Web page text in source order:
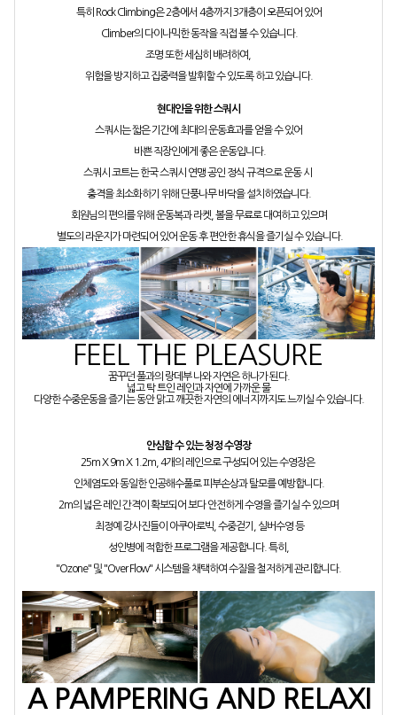
특히 Rock Climbing은 2층에서 4층까지 3개층이 오픈되어 있어
Climber의 다이나믹한 동작을 직접 볼 수 있습니다.
조명 또한 세심히 배려하여,
위험을 방지하고 집중력을 발휘할 수 있도록 하고 있습니다.
현대인을 위한 스쿼시
스쿼시는 짧은 기간에 최대의 운동효과를 얻을 수 있어
바쁜 직장인에게 좋은 운동입니다.
스쿼시 코트는 한국 스쿼시 연맹 공인 정식 규격으로 운동 시
충격을 최소화하기 위해 단풍나무 바닥을 설치하였습니다.
회원님의 편의를 위해 운동복과 라켓, 볼을 무료로 대여하고 있으며
별도의 라운지가 마련되어 있어 운동 후 편안한 휴식을 즐기실 수 있습니다.
FEEL THE PLEASURE
꿈꾸던 풀과의 랑데부 나와 자연은 하나가 된다.
넓고 탁 트인 레인과 자연에 가까운 물
다양한 수중운동을 즐기는 동안 맑고 깨끗한 자연의 에너지까지도 느끼실 수 있습니다.
안심할 수 있는 청정 수영장
25m X 9m X 1.2m, 4개의 레인으로 구성되어 있는 수영장은
인체염도와 동일한 인공해수풀로 피부손상과 탈모를 예방합니다.
2m의 넓은 레인 간격이 확보되어 보다 안전하게 수영을 즐기실 수 있으며
최정예 강사진들이 아쿠아로빅, 수중걷기, 실버수영 등
성인병에 적합한 프로그램을 제공합니다. 특히,
"Ozone" 및 "Over Flow" 시스템을 채택하여 수질을 철저하게 관리합니다.
A PAMPERING AND RELAXI